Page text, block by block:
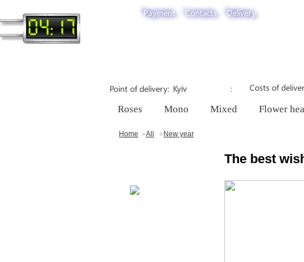
04:17
Payment Contacts Delivery
Point of delivery Costs of
Roses Mono Mixed Flower
Home All New year
The best